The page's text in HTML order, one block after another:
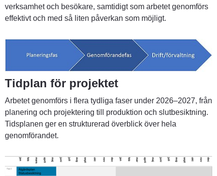
verksamhet och besökare, samtidigt som arbetet genomförs
effektivt och med så liten påverkan som möjligt.
Tidplan för projektet
Arbetet genomförs i flera tydliga faser under 2026–2027, från
planering och projektering till produktion och slutbesiktning.
Tidsplanen ger en strukturerad överblick över hela
genomförandet.